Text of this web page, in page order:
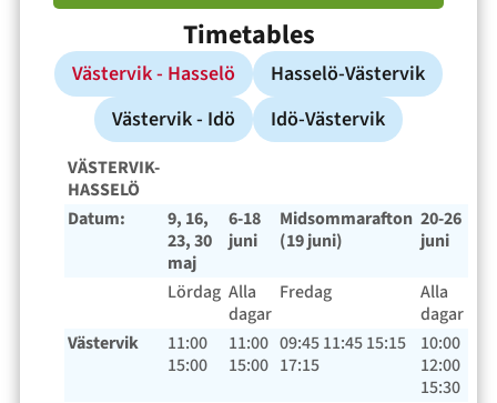
Timetables
Västervik - Hasselö
Hasselö-Västervik
Västervik - Idö
Idö-Västervik
VÄSTERVIK-
HASSELÖ
Datum:
9, 16,
23, 30
maj
6-18
juni
Midsommarafton
(19 juni)
20-26
juni
Lördag Alla
dagar
Fredag
Alla
dagar
Västervik
11:00
15:00
11:00
15:00
09:45 11:45 15:15
17:15
10:00
12:00
15:30